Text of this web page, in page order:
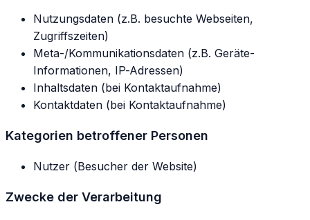
Nutzungsdaten (z.B. besuchte Webseiten,
Zugriffszeiten)
Meta-/Kommunikationsdaten (z.B. Geräte-
Informationen, IP-Adressen)
Inhaltsdaten (bei Kontaktaufnahme)
Kontaktdaten (bei Kontaktaufnahme)
Kategorien betroffener Personen
Nutzer (Besucher der Website)
Zwecke der Verarbeitung